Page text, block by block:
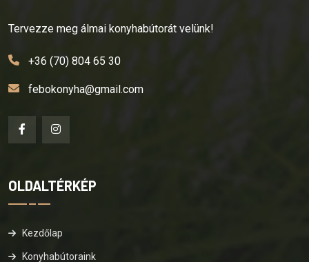
Tervezze meg álmai konyhabútorát velünk!
+36 (70) 804 65 30
febokonyha@gmail.com
OLDALTÉRKÉP
Kezdőlap
Konyhabútoraink